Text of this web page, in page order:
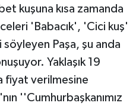
kuşuna kısa zamanda
'Babacık', 'Cici kuş'
Paşa, şu anda
Yaklaşık 19
fiyat verilmesine
''Cumhurbaşkanımız